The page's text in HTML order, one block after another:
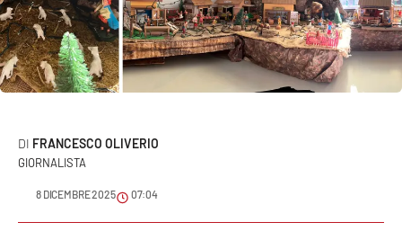
Cultura
Podcast
Editoriali
VIDEO
FRANCESCO OLIVERIO
GIORNALISTA
8 DICEMBRE 2025 07:04